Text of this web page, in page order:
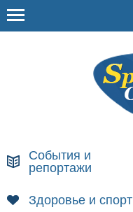
События и
репортажи
Здоровье и спорт